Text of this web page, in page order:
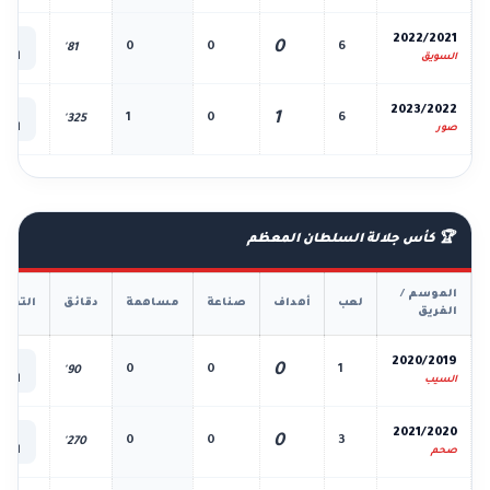
2022/2021
السويق
6
0
0
0
81'
2023/2022
صور
6
1
0
1
325'
🏆 كأس جلالة السلطان المعظم
الموسم /
الفريق
لعب أهداف صناعة مساهمة دقائق
2020/2019
السيب
1
0
0
0
90'
2021/2020
صحم
3
0
0
0
270'